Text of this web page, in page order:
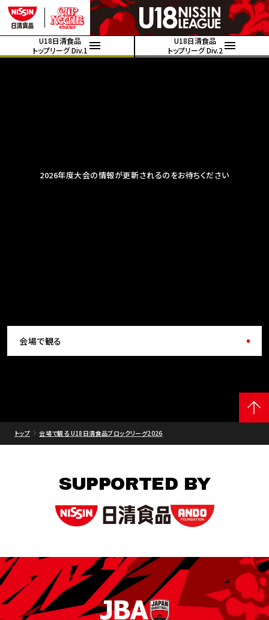
U18日清食品
トップリーグ Div.1
U18日清食品
トップリーグ Div.2
2026年度大会の情報が更新されるのをお待ちください
会場で観る
トップ 会場で観る U18日清食品ブロックリーグ2026
SUPPORTED BY